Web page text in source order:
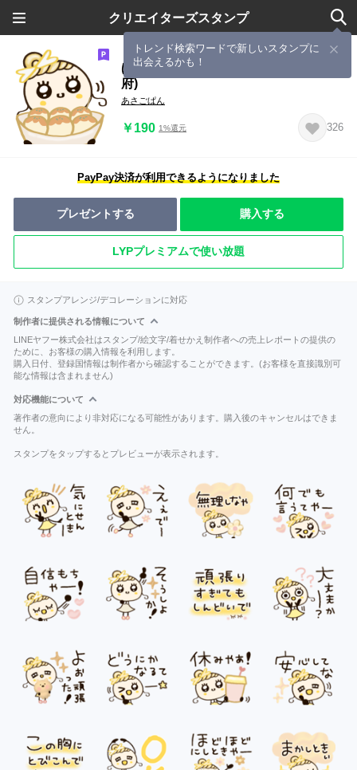
クリエイターズスタンプ
トレンド検索ワードで新しいスタンプに
出会えるかも！
ほぺ美◎やさしさ溢れる関西弁(大阪
府)
あさごぱん
￥190 1%還元 326
PayPay決済が利用できるようになりました
プレゼントする 購入する
LYPプレミアムで使い放題
スタンプアレンジ/デコレーションに対応
制作者に提供される情報について
LINEヤフー株式会社はスタンプ/絵文字/着せかえ制作者への売上レポートの提供の
ために、お客様の購入情報を利用します。
購入日付、登録国情報は制作者から確認することができます。(お客様を直接識別可
能な情報は含まれません)
対応機能について
著作者の意向により非対応になる可能性があります。購入後のキャンセルはできま
せん。
スタンプをタップするとプレビューが表示されます。